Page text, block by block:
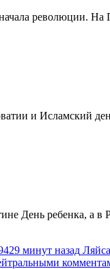
революции.
и
День ребенка, а в
минут назад